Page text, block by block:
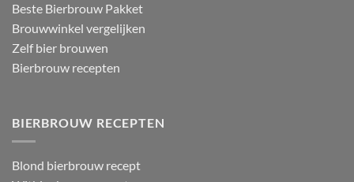
Beste Bierbrouw Pakket
Brouwwinkel vergelijken
Zelf bier brouwen
Bierbrouw recepten
BIERBROUW RECEPTEN
Blond bierbrouw recept